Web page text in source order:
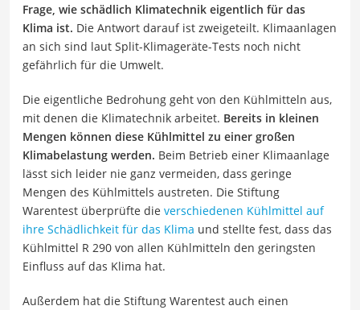
Frage, wie schädlich Klimatechnik eigentlich für das
Klima ist. Die Antwort darauf ist zweigeteilt. Klimaanlagen
an sich sind laut Split-Klimageräte-Tests noch nicht
gefährlich für die Umwelt.
Die eigentliche Bedrohung geht von den Kühlmitteln aus,
mit denen die Klimatechnik arbeitet. Bereits in kleinen
Mengen können diese Kühlmittel zu einer großen
Klimabelastung werden. Beim Betrieb einer Klimaanlage
lässt sich leider nie ganz vermeiden, dass geringe
Mengen des Kühlmittels austreten. Die Stiftung
Warentest überprüfte die verschiedenen Kühlmittel auf
ihre Schädlichkeit für das Klima und stellte fest, dass das
Kühlmittel R 290 von allen Kühlmitteln den geringsten
Einfluss auf das Klima hat.
Außerdem hat die Stiftung Warentest auch einen